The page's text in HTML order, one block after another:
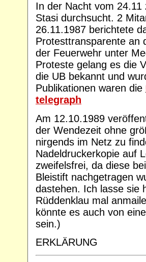
In der Nacht vom
Stasi durchsucht. 2
26.11.1987 berichtete
Protesttransparente an
der Feuerwehr unter
Proteste gelang es die
die UB bekannt und
Publikationen waren die
telegraph
Am 12.10.1989
der Wendezeit ohne
nirgends im Netz zu
Nadeldruckerkopie auf
zweifelsfrei, da diese
Bleistift nachgetragen
dastehen. Ich lasse sie
Rüddenklau mal
könnte es auch von
sein.)
ERKLÄRUNG